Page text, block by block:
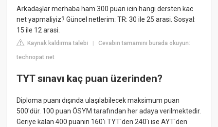
Arkadaşlar merhaba ham 300 puan icin hangi dersten kac
net yapmaliyiz? Güncel netlerim: TR: 30 ile 25 arasi. Sosyal:
15 ile 12 arasi.
Kaynak kaldırma talebi |Cevabın tamamını burada okuyun:
technopat.net
TYT sınavı kaç puan üzerinden?
Diploma puanı dışında ulaşılabilecek maksimum puan
500'dür. 100 puan ÖSYM tarafından her adaya verilmektedir.
Geriye kalan 400 puanın 160'ı TYT'den 240'ı ise AYT'den